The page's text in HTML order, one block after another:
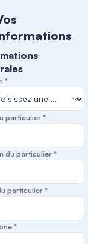
*
particulier *
du particulier *
particulier *
*